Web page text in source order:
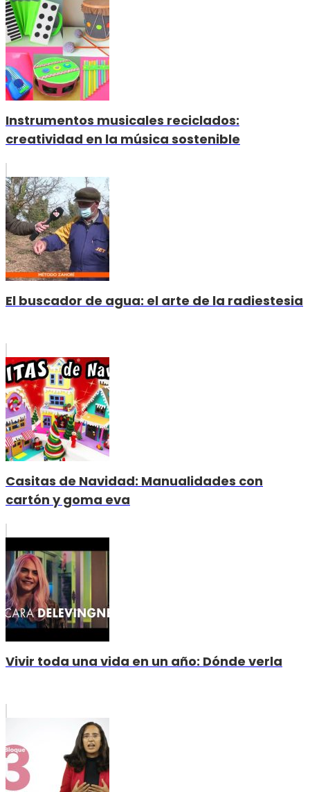
Instrumentos musicales reciclados:
creatividad en la música sostenible
El buscador de agua: el arte de la radiestesia
Casitas de Navidad: Manualidades con
cartón y goma eva
Vivir toda una vida en un año: Dónde verla